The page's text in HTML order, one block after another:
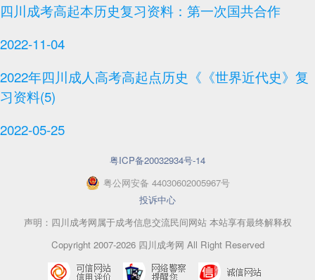
四川成考高起本历史复习资料：第一次国共合作
2022-11-04
2022年四川成人高考高起点历史《《世界近代史》复
习资料(5)
2022-05-25
粤ICP备20032934号-14
粤公网安备 44030602005967号
投诉中心
声明：四川成考网属于成考信息交流民间网站 本站享有最终解释权
Copyright 2007-2026 四川成考网 All Right Reserved